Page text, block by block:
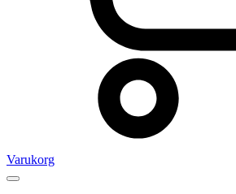
Varukorg